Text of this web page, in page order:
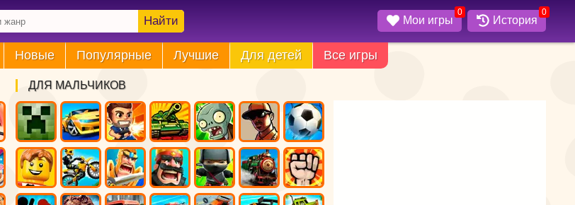
Найти Мои игры
0
История
0
Новые Популярные Лучшие Для детей Все игры
ДЛЯ МАЛЬЧИКОВ